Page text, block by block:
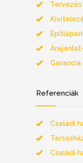
Tervezés
Garancia
Referenciák
Családi
Családi